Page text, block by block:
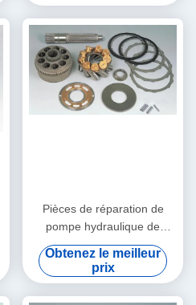
Pièces de réparation de
pompe hydraulique de
voiture de mélangeur
concret M5x180 M5X160
adaptées aux besoins du
client
Obtenez le meilleur
prix